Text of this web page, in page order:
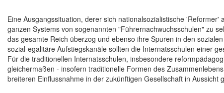
Eine Ausgangssituation, derer sich nationalsozialistische
ganzen Systems von sogenannten "Führernachwuchsschulen" zu
das gesamte Reich überzog und ebenso ihre Spuren in den
sozial-egalitäre Aufstiegskanäle sollten die Internatsschulen einer
Für die traditionellen Internatsschulen, insbesondere
gleichermaßen - insofern traditionelle Formen des
breiteren Einflussnahme in der zukünftigen Gesellschaft in Aussicht